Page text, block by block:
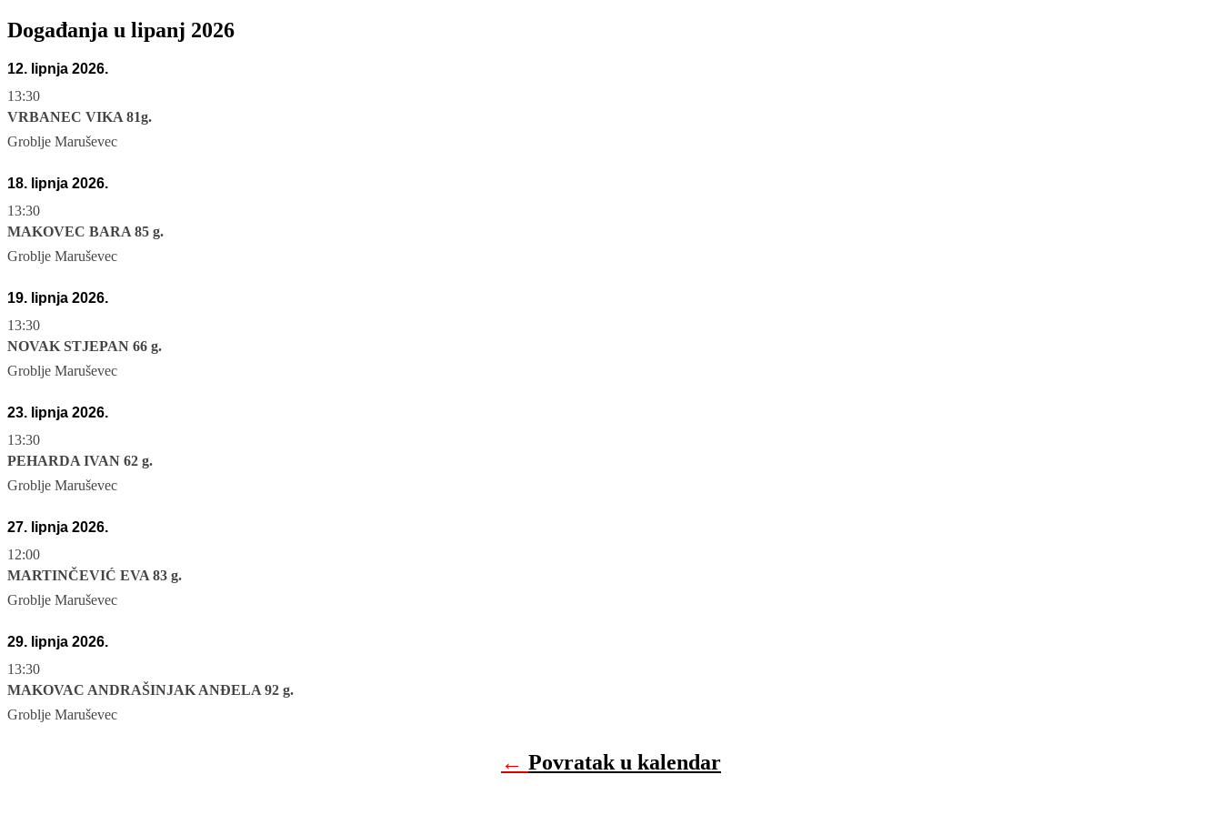
Događanja u lipanj 2026
12. lipnja 2026.
13:30
VRBANEC VIKA 81g.
Groblje Maruševec
18. lipnja 2026.
13:30
MAKOVEC BARA 85 g.
Groblje Maruševec
19. lipnja 2026.
13:30
NOVAK STJEPAN 66 g.
Groblje Maruševec
23. lipnja 2026.
13:30
PEHARDA IVAN 62 g.
Groblje Maruševec
27. lipnja 2026.
12:00
MARTINČEVIĆ EVA 83 g.
Groblje Maruševec
29. lipnja 2026.
13:30
MAKOVAC ANDRAŠINJAK ANĐELA 92 g.
Groblje Maruševec
← Povratak u kalendar